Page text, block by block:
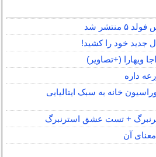
منتشر شد
جدید خود را کشید!
ویهارا (+تصاویر)
داره
خانه به سبک ایتالیایی
+ تست عشق استرنبرگ
آن